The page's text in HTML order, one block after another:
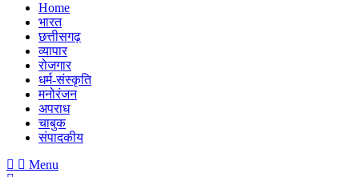
Home
भारत
छत्तीसगढ़
व्यापार
रोजगार
धर्म-संस्कृति
मनोरंजन
अपराध
चाबुक
संपादकीय
Menu